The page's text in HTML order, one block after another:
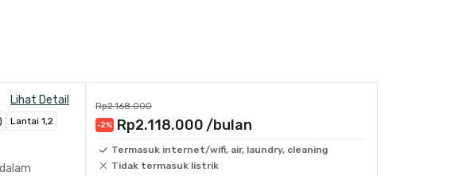
Lihat Detail
Lantai 1,2
Rp2.168.000
-2% Rp2.118.000 /bulan
Termasuk internet/wifi, air, laundry, cleaning
Tidak termasuk listrik